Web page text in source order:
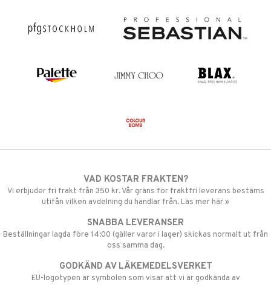
VAD KOSTAR FRAKTEN?
Vi erbjuder fri frakt från 350 kr. Vår gräns för fraktfri leverans bestäms
utifån vilken avdelning du handlar från. Läs mer här »
SNABBA LEVERANSER
Beställningar lagda före 14:00 (gäller varor i lager) skickas normalt ut från
oss samma dag.
GODKÄND AV LÄKEMEDELSVERKET
EU-logotypen är symbolen som visar att vi är godkända av